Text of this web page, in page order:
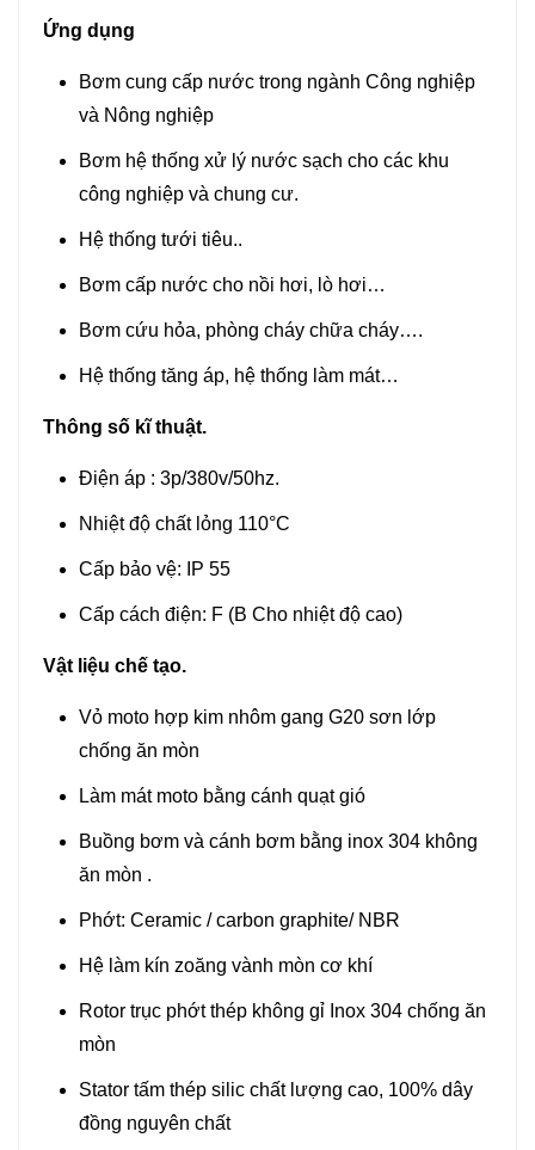
Ứng dụng
Bơm cung cấp nước trong ngành Công nghiệp
và Nông nghiệp
Bơm hệ thống xử lý nước sạch cho các khu
công nghiệp và chung cư.
Hệ thống tưới tiêu..
Bơm cấp nước cho nồi hơi, lò hơi…
Bơm cứu hỏa, phòng cháy chữa cháy….
Hệ thống tăng áp, hệ thống làm mát…
Thông số kĩ thuật.
Điện áp : 3p/380v/50hz.
Nhiệt độ chất lỏng 110°C
Cấp bảo vệ: IP 55
Cấp cách điện: F (B Cho nhiệt độ cao)
Vật liệu chế tạo.
Vỏ moto hợp kim nhôm gang G20 sơn lớp
chống ăn mòn
Làm mát moto bằng cánh quạt gió
Buồng bơm và cánh bơm bằng inox 304 không
ăn mòn .
Phớt: Ceramic / carbon graphite/ NBR
Hệ làm kín zoăng vành mòn cơ khí
Rotor trục phớt thép không gỉ Inox 304 chống ăn
mòn
Stator tấm thép silic chất lượng cao, 100% dây
đồng nguyên chất